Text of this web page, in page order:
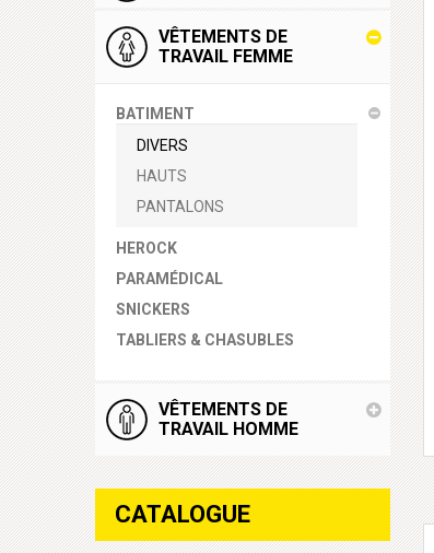
VÊTEMENTS DE
TRAVAIL FEMME
BATIMENT
DIVERS
HAUTS
PANTALONS
HEROCK
PARAMÉDICAL
SNICKERS
TABLIERS & CHASUBLES
VÊTEMENTS DE
TRAVAIL HOMME
CATALOGUE